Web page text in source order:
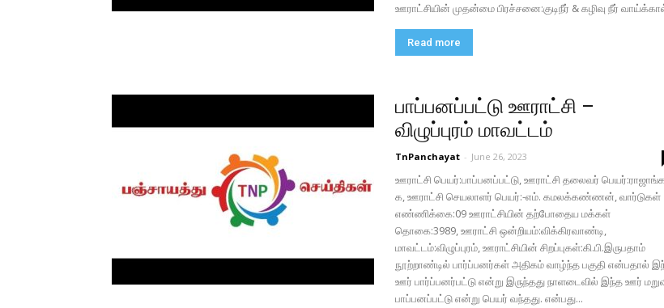
ஊராட்சியின் முதன்மை பிரச்சனை:குடிநீர் & கழிவு நீர்
Read more
பாப்பனப்பட்டு ஊராட்சி –
விழுப்புரம் மாவட்டம்
TnPanchayat - June 26, 2023
ஊராட்சி பெயர்:பாப்பனப்பட்டு, ஊராட்சி தலைவர்
க, ஊராட்சி செயலாளர் பெயர்:-எம். கமலக்கண்ணன், வார்டுகள்
எண்ணிக்கை:09 ஊராட்சியின் தற்போதைய மக்கள்
தொகை:3989, ஊராட்சி ஒன்றியம்:விக்கிரவாண்டி,
மாவட்டம்:விழுப்புரம், ஊராட்சியின் சிறப்புகள்:கி.பி.இருபதாம்
நூற்றாண்டில் பார்ப்பனர்கள் அதிகம் வாழ்ந்த பகுதி என்பதால்
ஊர் பார்ப்பனர்பட்டு என்று இருந்தது நாளடைவில் இந்த ஊர்
பாப்பனப்பட்டு என்று பெயர் வந்தது. என்பது...